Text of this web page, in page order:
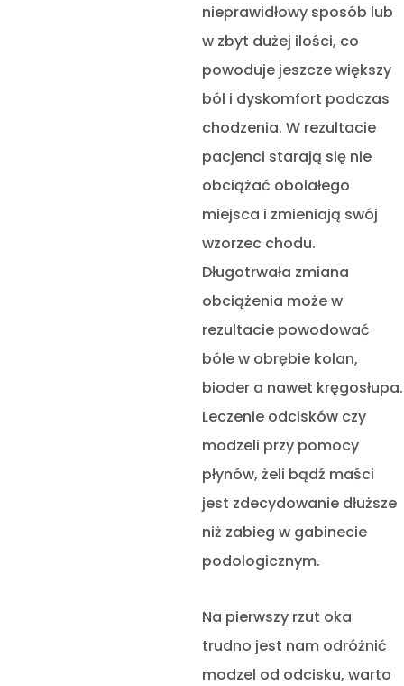
nieprawidłowy sposób lub
w zbyt dużej ilości, co
powoduje jeszcze większy
ból i dyskomfort podczas
chodzenia. W rezultacie
pacjenci starają się nie
obciążać obolałego
miejsca i zmieniają swój
wzorzec chodu.
Długotrwała zmiana
obciążenia może w
rezultacie powodować
bóle w obrębie kolan,
bioder a nawet kręgosłupa.
Leczenie odcisków czy
modzeli przy pomocy
płynów, żeli bądź maści
jest zdecydowanie dłuższe
niż zabieg w gabinecie
podologicznym.
Na pierwszy rzut oka
trudno jest nam odróżnić
modzel od odcisku, warto